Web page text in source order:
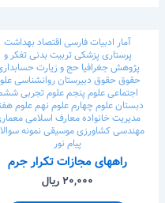
آمار ادبیات فارسی اقتصادبهداشت
پرستاریپزشکیتربیت بدنیتفکر و
پژوهشجغرافیاحج و زیارت
حقوقحقوقدبیرستانروانشناسی
اجتماعیعلوم پنجمعلوم تجربی
دبستانعلوم چهارمعلوم نهمعلوم
مدیریت خانوادهمعارف اسلامی
مهندسی کشاورزیموسیقینمونه
پیام نور
راههای مجازات تکرار جرم
۲۰,۰۰۰ ریال